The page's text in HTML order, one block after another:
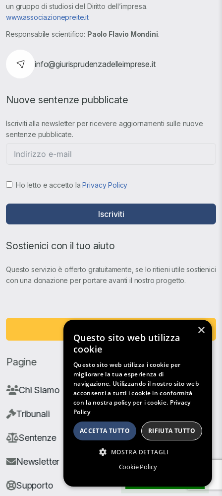
un gruppo di studiosi del Diritto dell’impresa.
www.associazionepreite.it
Responsabile scientifico: Paolo Flavio Mondini.
info@giurisprudenzadelleimprese.it
Nuove sentenze pubblicate
Iscriviti alla newsletter per ricevere aggiornamenti sulle nuove
sentenze pubblicate.
Ho letto e accetto laPrivacy Policy
Iscriviti
Sostienici con il tuo aiuto
Questo servizio è offerto gratuitamente, se lo ritieni utile sostienici
con una donazione per portare avanti il nostro progetto.
Pagine
Chi Siamo
Tribunali
Sentenze
Newsletter
Supporto
×
Questo sito web utilizza
cookie
Questo sito web utilizza i cookie per
migliorare la tua esperienza di
navigazione. Utilizzando il nostro sito web
acconsenti a tutti i cookie in conformità
con la nostra policy per i cookie. Privacy
Policy
ACCETTA TUTTO RIFIUTA TUTTO
MOSTRA DETTAGLI
Cookie Policy